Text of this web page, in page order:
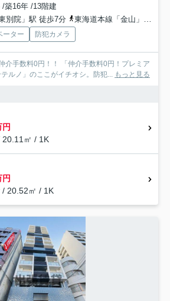
/築16年 /13階建
別院」駅 徒歩7分
東海道本線「金山」駅 徒歩12分
ーター 防犯カメラ
介手数料0円！！ 「仲介手数料0円！プレミア
ルノ」のここがイチオシ。防犯... もっと見る
20.11㎡ / 1K
/ 20.52㎡ / 1K